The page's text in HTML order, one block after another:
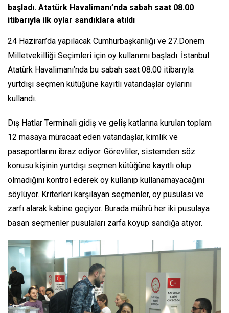
başladı. Atatürk Havalimanı’nda sabah saat 08.00
itibarıyla ilk oylar sandıklara atıldı
24 Haziran’da yapılacak Cumhurbaşkanlığı ve 27.Dönem
Milletvekilliği Seçimleri için oy kullanımı başladı. İstanbul
Atatürk Havalimanı’nda bu sabah saat 08.00 itibarıyla
yurtdışı seçmen kütüğüne kayıtlı vatandaşlar oylarını
kullandı.
Dış Hatlar Terminali gidiş ve geliş katlarına kurulan toplam
12 masaya müracaat eden vatandaşlar, kimlik ve
pasaportlarını ibraz ediyor. Görevliler, sistemden söz
konusu kişinin yurtdışı seçmen kütüğüne kayıtlı olup
olmadığını kontrol ederek oy kullanıp kullanamayacağını
söylüyor. Kriterleri karşılayan seçmenler, oy pusulası ve
zarfı alarak kabine geçiyor. Burada mührü her iki pusulaya
basan seçmenler pusulaları zarfa koyup sandığa atıyor.